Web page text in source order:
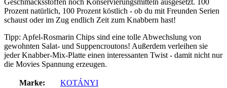
Geschmacksstoffen noch Konservierungsmitteln ausgesetzt. 100
Prozent natürlich, 100 Prozent köstlich - ob du mit Freunden Serien
schaust oder im Zug endlich Zeit zum Knabbern hast!
Tipp: Apfel-Rosmarin Chips sind eine tolle Abwechslung von
gewohnten Salat- und Suppencroutons! Außerdem verleihen sie
jeder Knabber-Mix-Platte einen interessanten Twist - damit nicht nur
die Movies Spannung erzeugen.
Marke:
KOTÁNYI